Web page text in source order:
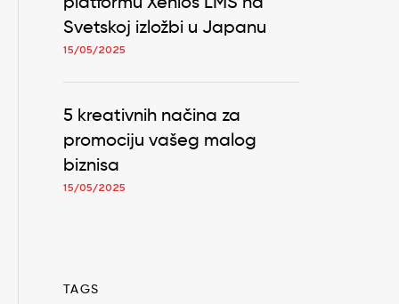
Svetskoj izložbi u Japanu
15/05/2025
5 kreativnih načina za
promociju vašeg malog
biznisa
15/05/2025
TAGS